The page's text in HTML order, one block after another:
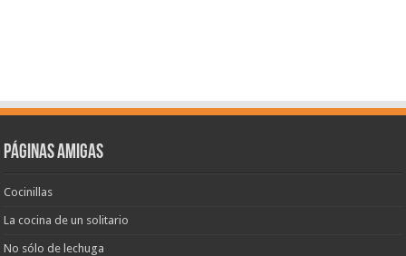
Páginas amigas
Cocinillas
La cocina de un solitario
No sólo de lechuga